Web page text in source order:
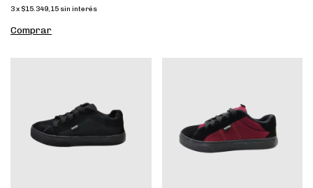
3x $15.349,15 sin interés
Comprar